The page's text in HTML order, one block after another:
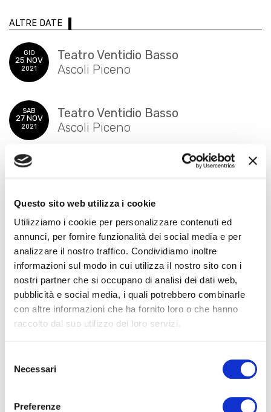
Questo sito web utilizza i cookie
Utilizziamo i cookie per personalizzare contenuti ed
annunci, per fornire funzionalità dei social media e per
analizzare il nostro traffico. Condividiamo inoltre
informazioni sul modo in cui utilizza il nostro sito con i
nostri partner che si occupano di analisi dei dati web,
pubblicità e social media, i quali potrebbero combinarle
con altre informazioni che ha fornito loro o che hanno
raccolto dal suo utilizzo dei loro servizi.
delNecessari
Preferenze
ALTRE DATE
GIO
25 NOV
2021
Teatro Ventidio Basso
Ascoli Piceno
SAB
27 NOV
2021
Teatro Ventidio Basso
Ascoli Piceno
GIO
02 DIC
SAB
04 DIC
2021
Teatro dell'Aquila
Fermo
SAB
11 DIC
2021
Teatro della Fortuna
Fano
SceneMichele Olcese